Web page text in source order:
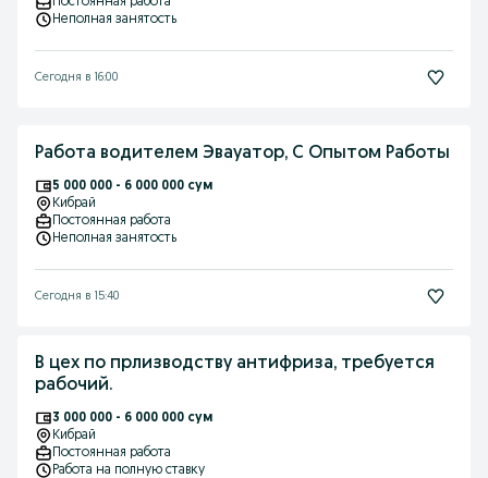
Неполная занятость
Сегодня в 16:00
Работа водителем Эвауатор, С Опытом Работы
5 000 000 - 6 000 000 сум
Кибрай
Постоянная работа
Неполная занятость
Сегодня в 15:40
В цех по прлизводству антифриза, требуется
рабочий.
3 000 000 - 6 000 000 сум
Кибрай
Постоянная работа
Работа на полную ставку